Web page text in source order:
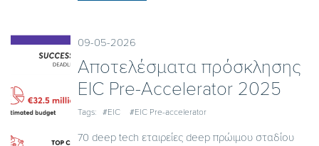
09-05-2026
Αποτελέσματα πρόσκλησης
EIC Pre-Accelerator 2025
Tags: #EIC #EIC Pre-accelerator
70 deep tech εταιρείες deep πρώιμου σταδίου